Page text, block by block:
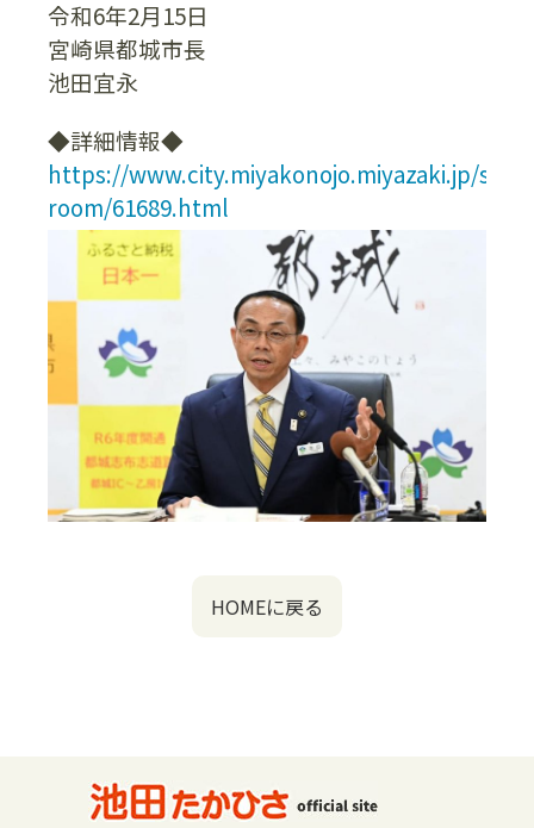
令和6年2月15日
宮崎県都城市長
池田宜永
◆詳細情報◆
https://www.city.miyakonojo.miyazaki.jp/site/
room/61689.html
HOMEに戻る